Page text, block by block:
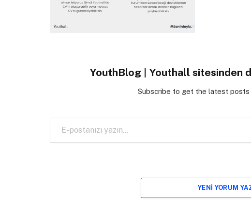
YouthBlog | Youthall sitesinden
Subscribe to get the latest posts
E-postanızı yazın…
YENI YORUM